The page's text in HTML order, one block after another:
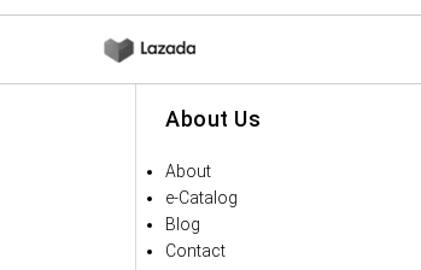
About Us
About
e-Catalog
Blog
Contact